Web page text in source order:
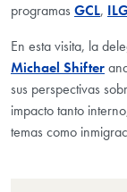
programas GCL,
En esta visita, la
Michael Shifter
sus perspectivas
impacto tanto
temas como